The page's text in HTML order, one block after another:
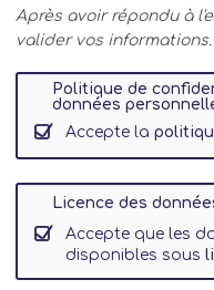
Après avoir répondu à
valider vos informations.
Politique de
données
Accepte la
Licence des
Accepte que les
disponibles sous